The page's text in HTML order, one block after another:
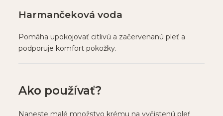
Harmančeková voda
Pomáha upokojovať citlivú a začervenanú pleť a
podporuje komfort pokožky.
Ako používať?